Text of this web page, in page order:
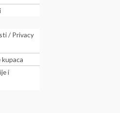
/ Privacy
kupaca
i